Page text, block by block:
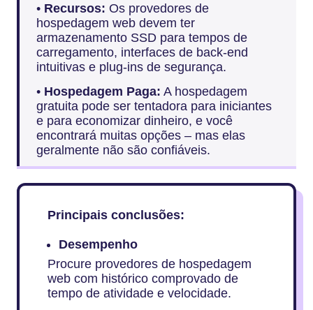
• Recursos: Os provedores de
hospedagem web devem ter
armazenamento SSD para tempos de
carregamento, interfaces de back-end
intuitivas e plug-ins de segurança.
• Hospedagem Paga: A hospedagem
gratuita pode ser tentadora para iniciantes
e para economizar dinheiro, e você
encontrará muitas opções – mas elas
geralmente não são confiáveis.
Principais conclusões:
Desempenho
Procure provedores de hospedagem
web com histórico comprovado de
tempo de atividade e velocidade.